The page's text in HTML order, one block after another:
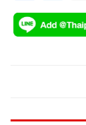
ac
e
wi
tt